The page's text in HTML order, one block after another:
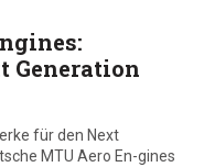
Generation
für den Next
MTU Aero En-gines